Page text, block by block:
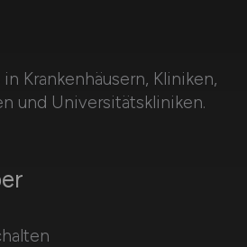
Krankenhäusern, Kliniken,
und Universitätskliniken.